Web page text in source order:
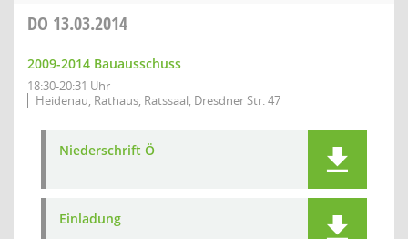
DO 13.03.2014
2009-2014 Bauausschuss
18:30-20:31 Uhr
Heidenau, Rathaus, Ratssaal, Dresdner Str. 47
Niederschrift Ö
Einladung